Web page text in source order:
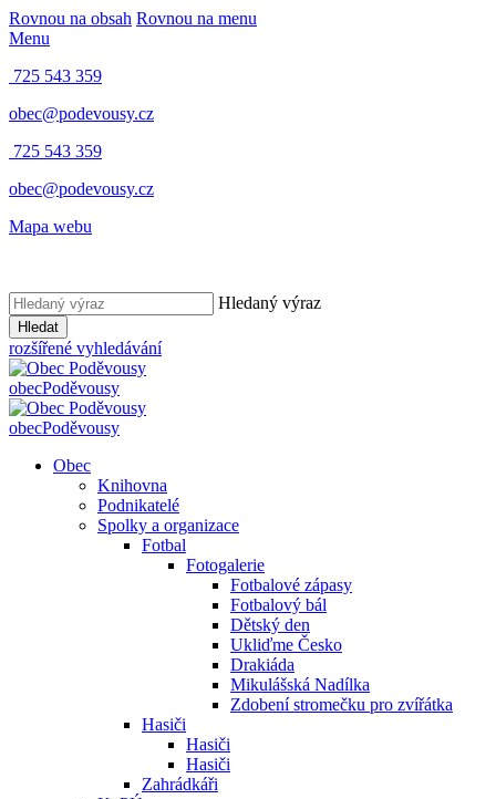
Rovnou na obsah Rovnou na menu
Menu
725 543 359
obec@podevousy.cz
725 543 359
obec@podevousy.cz
Mapa webu
Hledaný výraz
Hledat
rozšířené vyhledávání
obecPoděvousy
obecPoděvousy
Obec
Knihovna
Podnikatelé
Spolky a organizace
Fotbal
Fotogalerie
Fotbalové zápasy
Fotbalový bál
Dětský den
Ukliďme Česko
Drakiáda
Mikulášská Nadílka
Zdobení stromečku pro zvířátka
Hasiči
Hasiči
Hasiči
Zahrádkáři